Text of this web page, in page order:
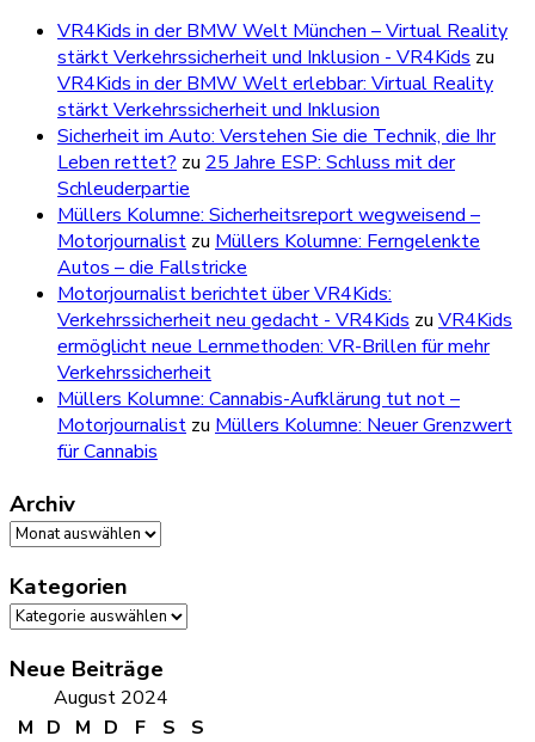
VR4Kids in der BMW Welt München – Virtual Reality
stärkt Verkehrssicherheit und Inklusion - VR4Kids zu
VR4Kids in der BMW Welt erlebbar: Virtual Reality
stärkt Verkehrssicherheit und Inklusion
Sicherheit im Auto: Verstehen Sie die Technik, die Ihr
Leben rettet? zu 25 Jahre ESP: Schluss mit der
Schleuderpartie
Müllers Kolumne: Sicherheitsreport wegweisend –
Motorjournalist zu Müllers Kolumne: Ferngelenkte
Autos – die Fallstricke
Motorjournalist berichtet über VR4Kids:
Verkehrssicherheit neu gedacht - VR4Kids zu VR4Kids
ermöglicht neue Lernmethoden: VR-Brillen für mehr
Verkehrssicherheit
Müllers Kolumne: Cannabis-Aufklärung tut not –
Motorjournalist zu Müllers Kolumne: Neuer Grenzwert
für Cannabis
Archiv
Archiv
Kategorien
Kategorien
Neue Beiträge
August 2024
M D M D F S
S